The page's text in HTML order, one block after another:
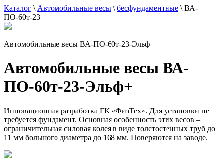
Каталог \ Автомобильные весы \ бесфундаментные \ ВА-
ПО-60т-23
Автомобильные весы ВА-ПО-60т-23-Эльф+
Автомобильные весы ВА-
ПО-60т-23-Эльф+
Инновационная разработка ГК «ФизТех». Для установки не
требуется фундамент. Основная особенность этих весов –
ограничительная силовая колея в виде толстостенных труб до
11 мм большого диаметра до 168 мм. Поверяются на заводе.